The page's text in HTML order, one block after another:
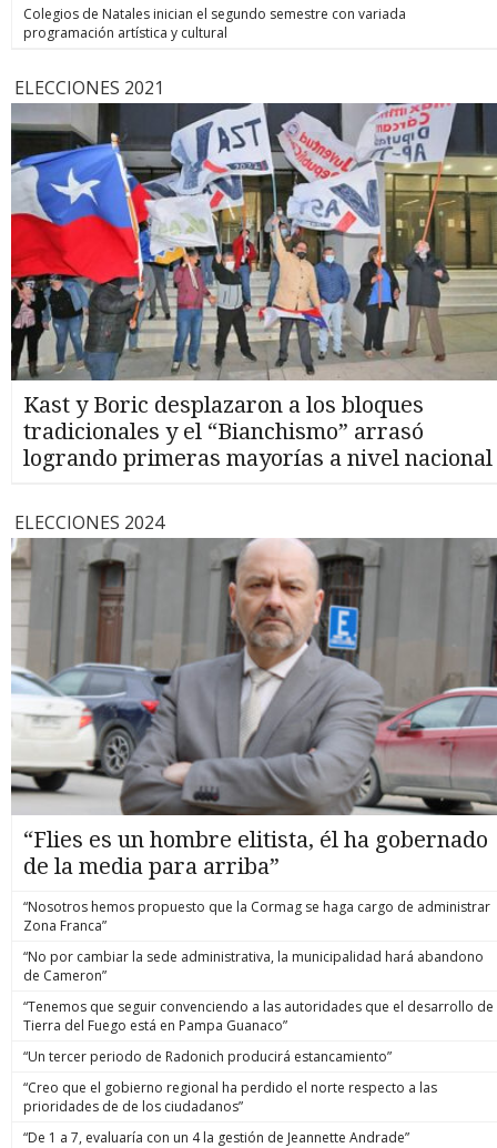
Colegios de Natales inician el segundo semestre con variada
programación artística y cultural
ELECCIONES 2021
Kast y Boric desplazaron a los bloques
tradicionales y el “Bianchismo” arrasó
logrando primeras mayorías a nivel nacional
ELECCIONES 2024
“Flies es un hombre elitista, él ha gobernado
de la media para arriba”
“Nosotros hemos propuesto que la Cormag se haga cargo de administrar
Zona Franca”
“No por cambiar la sede administrativa, la municipalidad hará abandono
de Cameron”
“Tenemos que seguir convenciendo a las autoridades que el desarrollo de
Tierra del Fuego está en Pampa Guanaco”
“Un tercer periodo de Radonich producirá estancamiento”
“Creo que el gobierno regional ha perdido el norte respecto a las
prioridades de de los ciudadanos”
“De 1 a 7, evaluaría con un 4 la gestión de Jeannette Andrade”